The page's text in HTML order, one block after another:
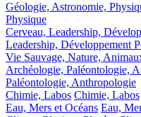
Géologie, Astronomie,
Physique
Cerveau, Leadership,
Leadership, Développement
Vie Sauvage, Nature,
Archéologie, Paléontologie,
Paléontologie, Anthropologie
Chimie, Labos Chimie, Labos
Eau, Mers et Océans Eau,